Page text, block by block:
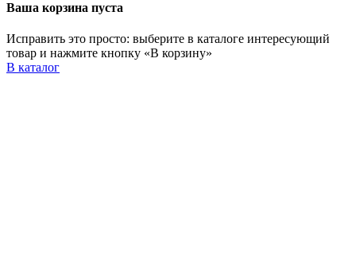
Ваша корзина пуста
Исправить это просто: выберите в каталоге интересующий
товар и нажмите кнопку «В корзину»
В каталог